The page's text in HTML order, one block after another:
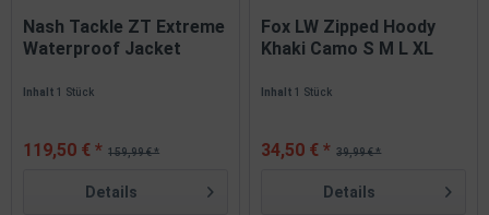
Nash Tackle ZT Extreme
Waterproof Jacket
Inhalt1 Stück
159,99 € *
119,50 € *
Details
Fox LW Zipped Hoody
Khaki Camo S M L XL
Inhalt1 Stück
39,99 € *
34,50 € *
Details